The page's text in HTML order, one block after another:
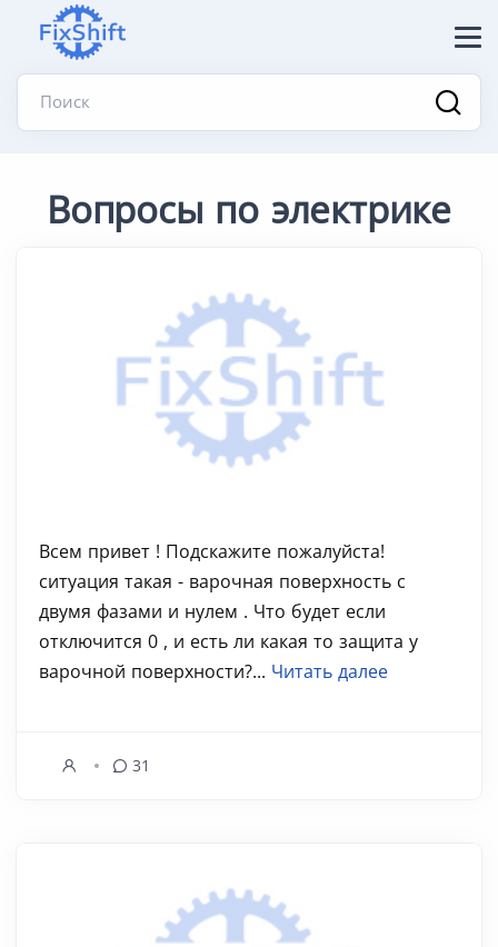
Поиск
Вопросы по электрике
Всем привет ! Подскажите пожалуйста!
ситуация такая - варочная поверхность с
двумя фазами и нулем . Что будет если
отключится 0 , и есть ли какая то защита у
варочной поверхности?... Читать далее
31